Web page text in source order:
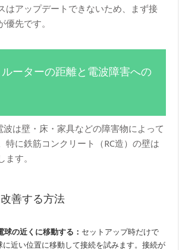
はアップデートできないため、まず接
優先です。
ーターの距離と電波障害への
は壁・床・家具などの障害物によって
特に鉄筋コンクリート（RC造）の壁は
ます。
善する方法
球の近くに移動する： セットアップ時だけで
に近い位置に移動して接続を試みます。接続が